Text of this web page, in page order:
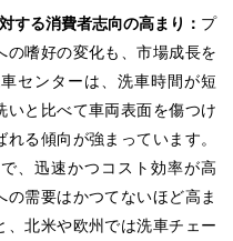
する消費者志向の高まり： プ
の嗜好の変化も、市場成長を
センターは、洗車時間が短
いと比べて車両表面を傷つけ
る傾向が強まっています。
、迅速かつコスト効率が高
需要はかつてないほど高ま
、北米や欧州では洗車チェー